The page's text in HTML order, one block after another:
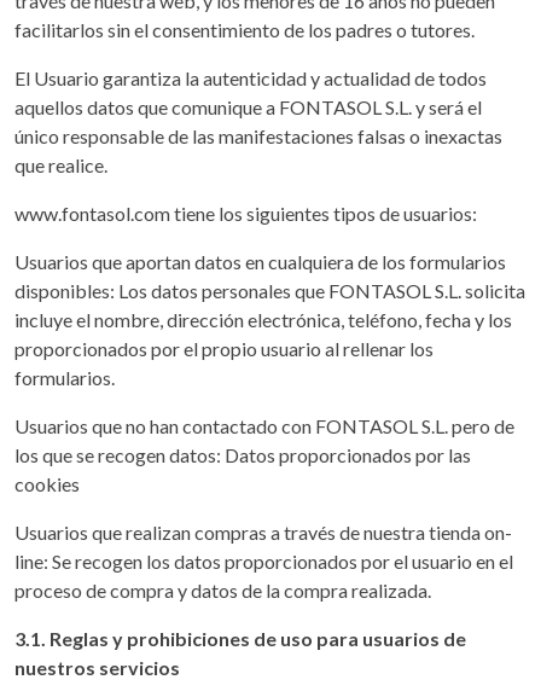
facilitarlos sin el consentimiento de los padres o tutores.
El Usuario garantiza la autenticidad y actualidad de todos
aquellos datos que comunique a FONTASOL S.L. y será el
único responsable de las manifestaciones falsas o inexactas
que realice.
www.fontasol.com tiene los siguientes tipos de usuarios:
Usuarios que aportan datos en cualquiera de los formularios
disponibles: Los datos personales que FONTASOL S.L. solicita
incluye el nombre, dirección electrónica, teléfono, fecha y los
proporcionados por el propio usuario al rellenar los
formularios.
Usuarios que no han contactado con FONTASOL S.L. pero de
los que se recogen datos: Datos proporcionados por las
cookies
Usuarios que realizan compras a través de nuestra tienda on-
line: Se recogen los datos proporcionados por el usuario en el
proceso de compra y datos de la compra realizada.
3.1. Reglas y prohibiciones de uso para usuarios de
nuestros servicios